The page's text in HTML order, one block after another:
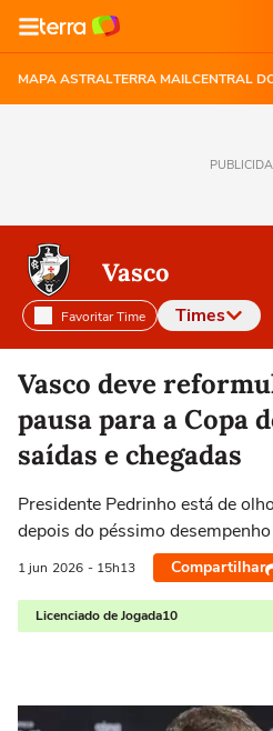
MAPA ASTRALTERRA MAILCENTRAL
Vasco
Favoritar Time Times
Selecione o time para ver as
Vasco deve
pausa para a Copa
saídas e chegadas
Presidente Pedrinho está de
depois do péssimo
1 jun 2026 - 15h13 Compartilhar
Licenciado de Jogada10